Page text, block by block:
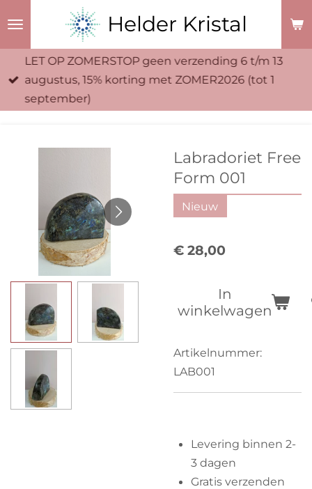
naar
Helder Kristal
LET OP ZOMERSTOP geen verzending 6 t/m 13
augustus, 15% korting met ZOMER2026 (tot 1
september)
Labradoriet Free
Form 001
Nieuw
€ 28,00
In
winkelwagen
Artikelnummer:
LAB001
Levering binnen 2-
3 dagen
Gratis verzenden